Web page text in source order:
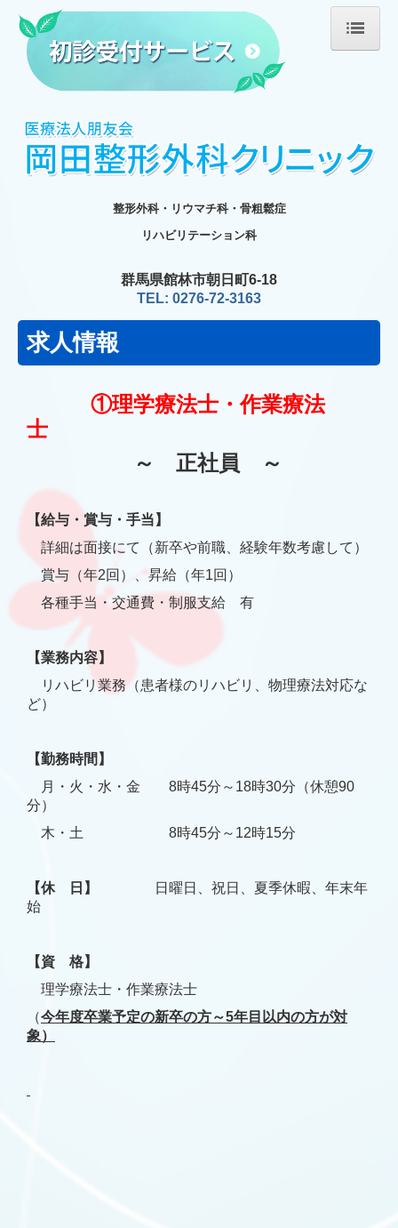
診療のご案内
リハビリテーション
交通案内
整形外科・リウマチ科・骨粗鬆症
リハビリテーション科
群馬県館林市朝日町6-18
TEL: 0276-72-3163
求人情報
①理学療法士・作業療法
士
～ 正社員 ～
【給与・賞与・手当】
詳細は面接にて（新卒や前職、経験年数考慮して）
賞与（年2回）、昇給（年1回）
各種手当・交通費・制服支給 有
【業務内容】
リハビリ業務（患者様のリハビリ、物理療法対応な
ど）
【勤務時間】
月・火・水・金 8時45分～18時30分 （休憩90
分）
木・土 8時45分～12時15分
【休 日】
日曜日、祝日、夏季休暇、年末年
始
【資 格】
理学療法士・作業療法士
（今年度卒業予定の新卒の方～5年目以内の方が対
象）